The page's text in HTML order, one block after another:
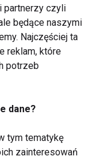
dziennie.
MBST®
procesy
ból. Terapia w
partnerzy czyli
będące naszymi
Najczęściej ta
reklam, które
potrzeb
dane?
tym tematykę
zainteresowań